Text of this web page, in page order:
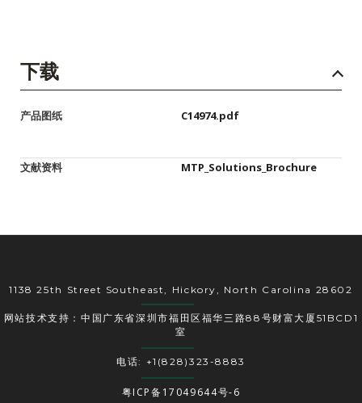
下载
产品图纸 C14974.pdf
文献资料 MTP_Solutions_Brochure
1138 25th Street Southeast, Hickory, North Carolina 28602
网站技术支持：中国广东省深圳市福田区福华三路88号财富大厦51BCD1
室
电话: +1(828)323-8883
粤ICP备17049644号-6